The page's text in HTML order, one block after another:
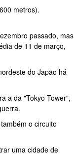
metros).
passado, mas
de 11 de março,
do Japão há
a da "Tokyo Tower",
o circuito
uma cidade de